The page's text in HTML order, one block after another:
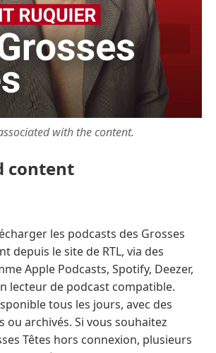
with the content.
content
les podcasts des Grosses
depuis le site de RTL, via des
Apple Podcasts, Spotify, Deezer,
lecteur de podcast compatible.
tous les jours, avec des
ou archivés. Si vous souhaitez
Têtes hors connexion, plusieurs